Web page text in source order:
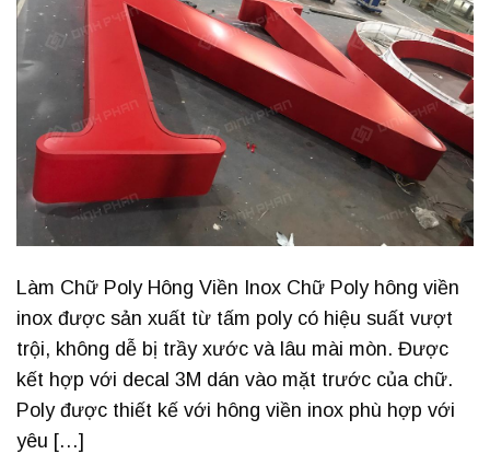
Làm Chữ Poly Hông Viền Inox Chữ Poly hông viền
inox được sản xuất từ ​​tấm poly có hiệu suất vượt
trội, không dễ bị trầy xước và lâu mài mòn. Được
kết hợp với decal 3M dán vào mặt trước của chữ.
Poly được thiết kế với hông viền inox phù hợp với
yêu […]